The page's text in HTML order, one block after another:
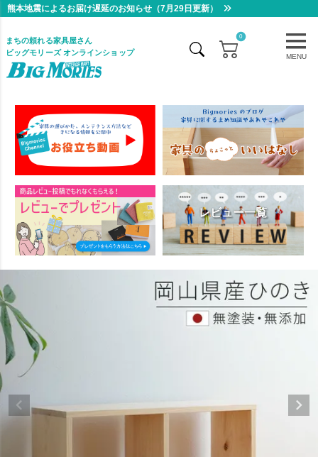
熊本地震によるお届け遅延のお知らせ（7月29日更新）
MENU
まちの頼れる家具屋さん
ビッグモリーズ オンラインショップ
0
レビュー一覧